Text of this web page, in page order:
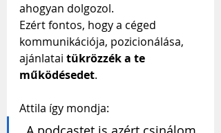
ahogyan dolgozol.
Ezért fontos, hogy a céged
kommunikációja, pozicionálása,
ajánlatai tükrözzék a te
működésedet.
Attila így mondja: